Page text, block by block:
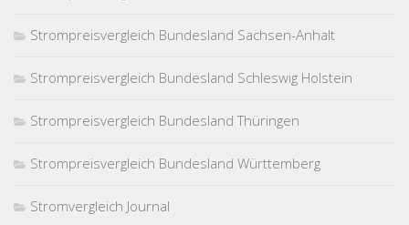
Strompreisvergleich Bundesland Sachsen-Anhalt
Strompreisvergleich Bundesland Schleswig Holstein
Strompreisvergleich Bundesland Thüringen
Strompreisvergleich Bundesland Württemberg
Stromvergleich Journal